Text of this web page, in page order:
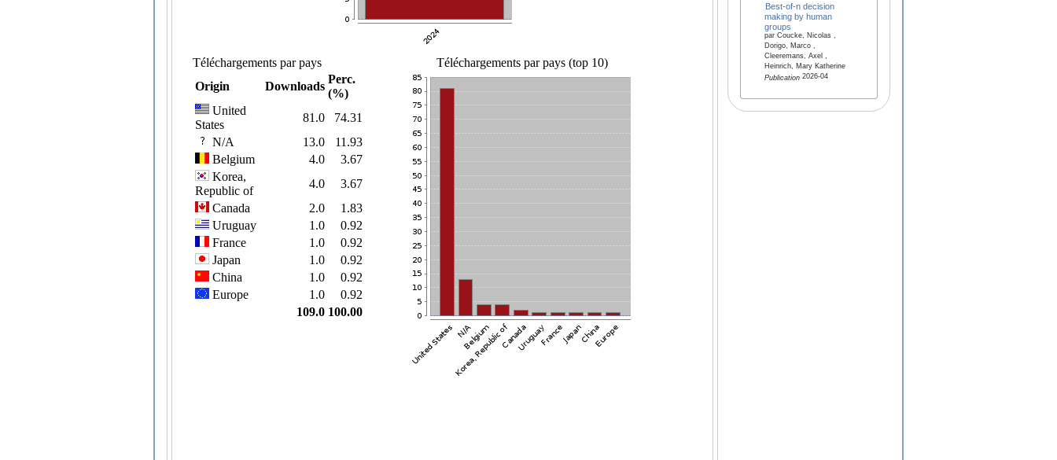
Best-of-n decision
making by human
groups
par Coucke, Nicolas ,
Dorigo, Marco ,
Cleeremans, Axel ,
Heinrich, Mary Katherine
Publication2026-04